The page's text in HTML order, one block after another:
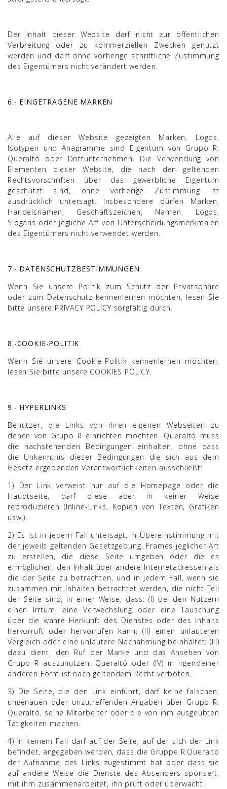
Der Inhalt dieser Website darf nicht zur öffentlichen
Verbreitung oder zu kommerziellen Zwecken genutzt
werden und darf ohne vorherige schriftliche Zustimmung
des Eigentümers nicht verändert werden.
6.- EINGETRAGENE MARKEN
Alle auf dieser Website gezeigten Marken, Logos,
Isotypen und Anagramme sind Eigentum von Grupo R.
Queraltó oder Drittunternehmen. Die Verwendung von
Elementen dieser Website, die nach den geltenden
Rechtsvorschriften über das gewerbliche Eigentum
geschützt sind, ohne vorherige Zustimmung ist
ausdrücklich untersagt. Insbesondere dürfen Marken,
Handelsnamen, Geschäftszeichen, Namen, Logos,
Slogans oder jegliche Art von Unterscheidungsmerkmalen
des Eigentümers nicht verwendet werden.
7.- DATENSCHUTZBESTIMMUNGEN
Wenn Sie unsere Politik zum Schutz der Privatsphäre
oder zum Datenschutz kennenlernen möchten, lesen Sie
bitte unsere PRIVACY POLICY sorgfältig durch.
8.-COOKIE-POLITIK
Wenn Sie unsere Cookie-Politik kennenlernen möchten,
lesen Sie bitte unsere COOKIES POLICY
9.- HYPERLINKS
Benutzer, die Links von ihren eigenen Webseiten zu
denen von Grupo R einrichten möchten. Queraltó muss
die nachstehenden Bedingungen einhalten, ohne dass
die Unkenntnis dieser Bedingungen die sich aus dem
Gesetz ergebenden Verantwortlichkeiten ausschließt:
1) Der Link verweist nur auf die Homepage oder die
Hauptseite, darf diese aber in keiner Weise
reproduzieren (Inline-Links, Kopien von Texten, Grafiken
usw.).
2) Es ist in jedem Fall untersagt, in Übereinstimmung mit
der jeweils geltenden Gesetzgebung, Frames jeglicher Art
zu erstellen, die diese Seite umgeben oder die es
ermöglichen, den Inhalt über andere Internetadressen als
die der Seite zu betrachten, und in jedem Fall, wenn sie
zusammen mit Inhalten betrachtet werden, die nicht Teil
der Seite sind, in einer Weise, dass: (I) bei den Nutzern
einen Irrtum, eine Verwechslung oder eine Täuschung
über die wahre Herkunft des Dienstes oder des Inhalts
hervorruft oder hervorrufen kann; (II) einen unlauteren
Vergleich oder eine unlautere Nachahmung beinhaltet; (III)
dazu dient, den Ruf der Marke und das Ansehen von
Grupo R auszunutzen. Queraltó oder (IV) in irgendeiner
anderen Form ist nach geltendem Recht verboten.
3) Die Seite, die den Link einführt, darf keine falschen,
ungenauen oder unzutreffenden Angaben über Grupo R.
Queraltó, seine Mitarbeiter oder die von ihm ausgeübten
Tätigkeiten machen.
4) In keinem Fall darf auf der Seite, auf der sich der Link
befindet, angegeben werden, dass die Gruppe R.Queralto
der Aufnahme des Links zugestimmt hat oder dass sie
auf andere Weise die Dienste des Absenders sponsert,
mit ihm zusammenarbeitet, ihn prüft oder überwacht.